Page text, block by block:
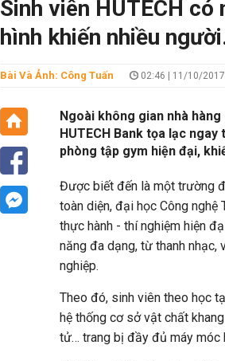
Sinh viên HUTECH
hình khiến nhiều
Bài Và Ảnh: Công Tuấn 02:46 | 11/10/2017
Ngoài không gian nhà
HUTECH Bank tọa lạc
phòng tập gym hiện đại,
Được biết đến là một trường
toàn diện, đại học Công nghệ
thực hành - thí nghiệm hiện
năng đa dạng, từ thanh
nghiệp.
Theo đó, sinh viên theo học
hệ thống cơ sở vật chất
tử… trang bị đầy đủ máy móc